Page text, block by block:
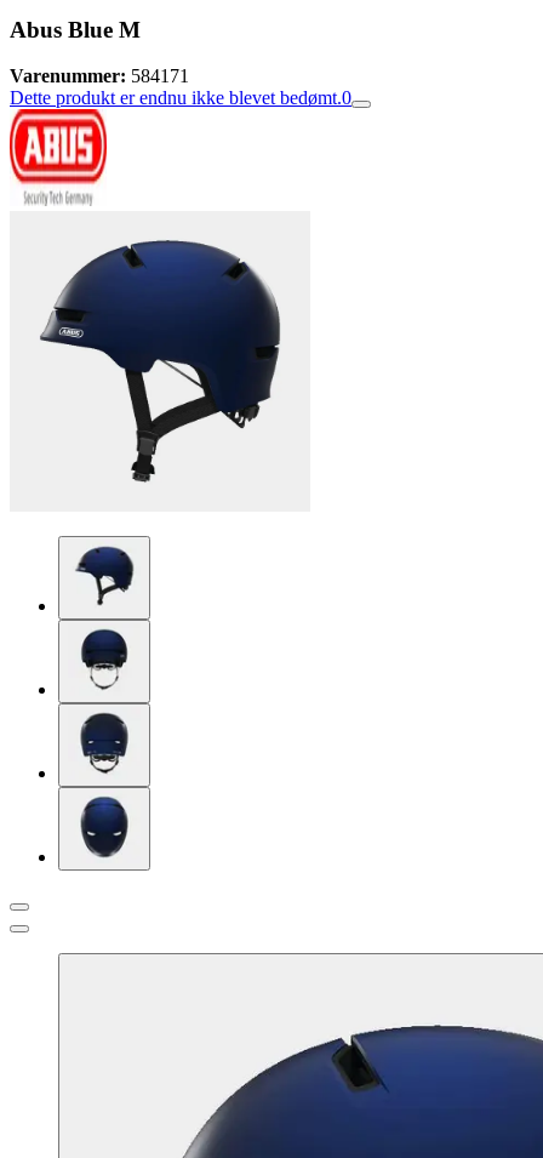
Abus Blue M
Varenummer: 584171
Dette produkt er endnu ikke blevet bedømt.0